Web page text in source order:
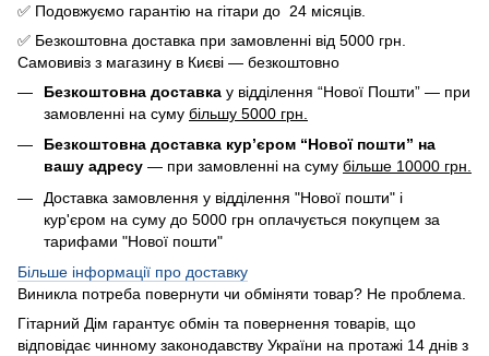
✅ Подовжуємо гарантію на гітари до 24 місяців.
✅ Безкоштовна доставка при замовленні від 5000 грн.
Самовивіз з магазину в Києві — безкоштовно
Безкоштовна доставка у відділення “Нової Пошти” — при
замовленні на суму більшу 5000 грн.
Безкоштовна доставка кур’єром “Нової пошти” на
вашу адресу — при замовленні на суму більше 10000 грн.
Доставка замовлення у відділення "Нової пошти" і
кур'єром на суму до 5000 грн оплачується покупцем за
тарифами "Нової пошти"
Більше інформації про доставку
Виникла потреба повернути чи обміняти товар? Не проблема.
Гітарний Дім гарантує обмін та повернення товарів, що
відповідає чинному законодавству України на протажі 14 днів з